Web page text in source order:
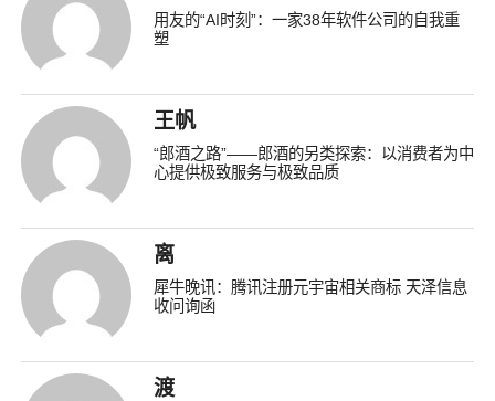
用友的“AI时刻”：一家38年软件公司的自我重
塑
王帆
“郎酒之路”——郎酒的另类探索：以消费者为中
心提供极致服务与极致品质
离
犀牛晚讯：腾讯注册元宇宙相关商标 天泽信息
收问询函
渡